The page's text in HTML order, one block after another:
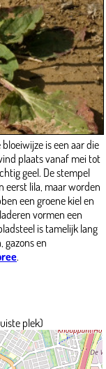
is een aar die
plaats vanaf mei tot
geel. De stempel
eerst lila, maar worden
een groene kiel en
vormen een
is tamelijk lang
gazons en
.
plek)